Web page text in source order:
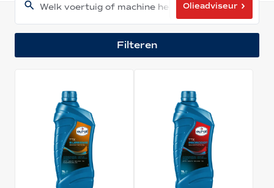
Welk voertuig of machine heeft u?Olieadviseur
Filteren